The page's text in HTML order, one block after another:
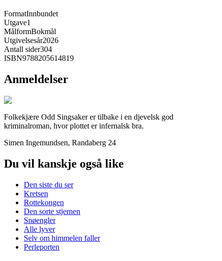
FormatInnbundet
Utgave1
MålformBokmål
Utgivelsesår2026
Antall sider304
ISBN9788205614819
Anmeldelser
Folkekjære Odd Singsaker er tilbake i en djevelsk god
kriminalroman, hvor plottet er infernalsk bra.
Simen Ingemundsen, Randaberg 24
Du vil kanskje også like
Den siste du ser
Kretsen
Rottekongen
Den sorte stjernen
Snøengler
Alle lyver
Selv om himmelen faller
Perleporten